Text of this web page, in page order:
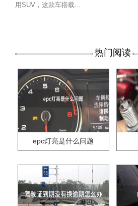
用SUV，这款车搭载...
热门阅读
epc灯亮是什么问题